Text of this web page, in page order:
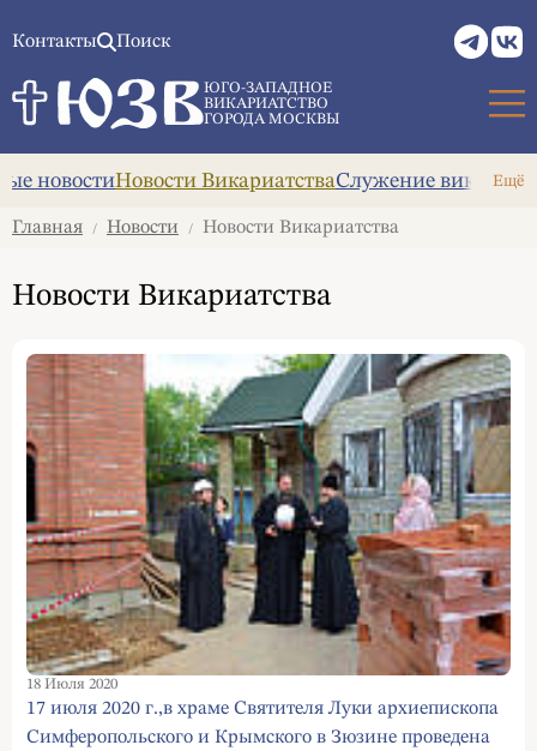
Контакты Поиск
ЮГО-ЗАПАДНОЕ
ВИКАРИАТСТВО
ГОРОДА МОСКВЫ
Ещё
новостиНовости ВикариатстваСлужение викария
Главная / Новости / Новости Викариатства
Новости Викариатства
18 Июля 2020
17 июля 2020 г.,в храме Святителя Луки архиепископа
Симферопольского и Крымского в Зюзине проведена